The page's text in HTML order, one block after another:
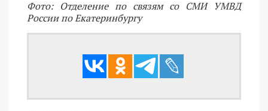
Фото: Отделение по связям со СМИ УМВД
России по Екатеринбургу